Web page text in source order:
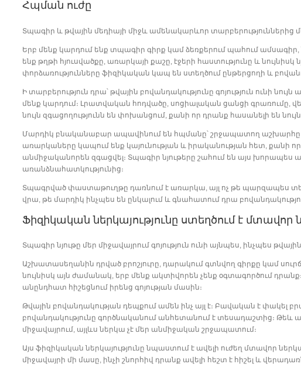
Հպման ուժը
Տպագիր և թվային մեդիայի միջև ամենակարևոր տարբերություններից
Երբ մենք կարդում ենք տպագիր գիրք կամ ձեռքերում պահում ամսագիր,
ենք թղթի հյուսվածքը, առարկայի քաշը, էջերի հաստությունը և
փորձառությունները ֆիզիկական կապ են ստեղծում ընթերցողի և
Ի տարբերություն դրա՝ թվային բովանդակությունը գոյություն ունի
մենք կարդում։ Լրատվական հոդվածը, սոցիալական ցանցի գրառումը,
նույն զգացողությունն են փոխանցում, քանի որ դրանք հասանելի են
Մարդիկ բնականաբար ապավինում են հպմանը՝ շրջապատող աշխարհը
առարկաները կապում ենք կայունության և իրականության հետ, քանի
անմիջականորեն զգացվել։ Տպագիր նյութերը շահում են այս
առանձնահատկությունից։
Տպագրված փաստաթուղթը դառնում է առարկա, այլ ոչ թե պարզապես
վրա, թե մարդիկ ինչպես են ընկալում և գնահատում դրա
Ֆիզիկական ներկայությունը ստեղծում է մտավոր
Տպագիր նյութը մեր միջավայրում գոյություն ունի այնպես, ինչպես
Աշխատասեղանին դրված բրոշյուրը, դարակում գտնվող գիրքը կամ
նույնիսկ այն ժամանակ, երբ մենք ակտիվորեն չենք օգտագործում
անընդհատ հիշեցնում իրենց գոյության մասին։
Թվային բովանդակության դեպքում ամեն ինչ այլ է։ Բավական է փակել
բովանդակությունը գործնականում անհետանում է տեսադաշտից։ Թեև այն
միջավայրում, այլևս ներկա չէ մեր անմիջական շրջապատում։
Այս ֆիզիկական ներկայությունը նպաստում է ավելի ուժեղ մտավոր
միջավայրի մի մասը, ինչի շնորհիվ դրանք ավելի հեշտ է հիշել և